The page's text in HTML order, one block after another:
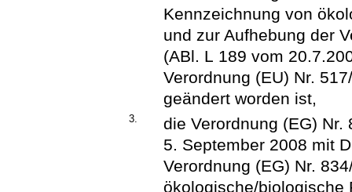
Kennzeichnung von
und zur Aufhebung der
(ABl. L 189 vom
Verordnung (EU) Nr.
geändert worden ist,
3.
die Verordnung (EG)
5. September 2008 mit
Verordnung (EG) Nr.
ökologische/biologische